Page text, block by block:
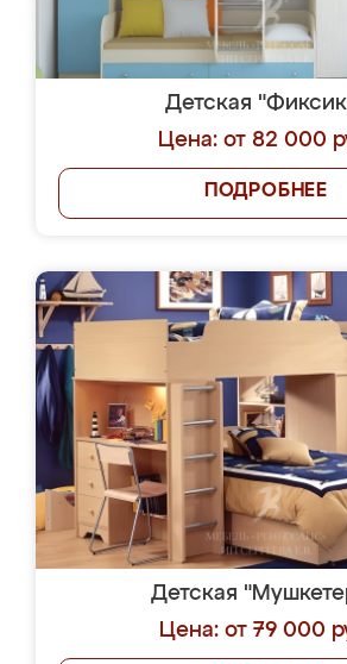
Детская
Цена: от 82 000
ПОДРОБНЕЕ
Детская
Цена: от 79 000